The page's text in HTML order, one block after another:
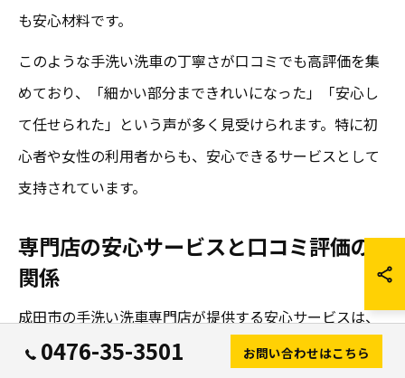
も安心材料です。
このような手洗い洗車の丁寧さが口コミでも高評価を集
めており、「細かい部分まできれいになった」「安心し
て任せられた」という声が多く見受けられます。特に初
心者や女性の利用者からも、安心できるサービスとして
支持されています。
専門店の安心サービスと口コミ評価の
関係
成田市の手洗い洗車専門店が提供する安心サービスは、
口コミ評価と密接に関係しています。専門店では、スタ
0476-35-3501 お問い合わせはこちら